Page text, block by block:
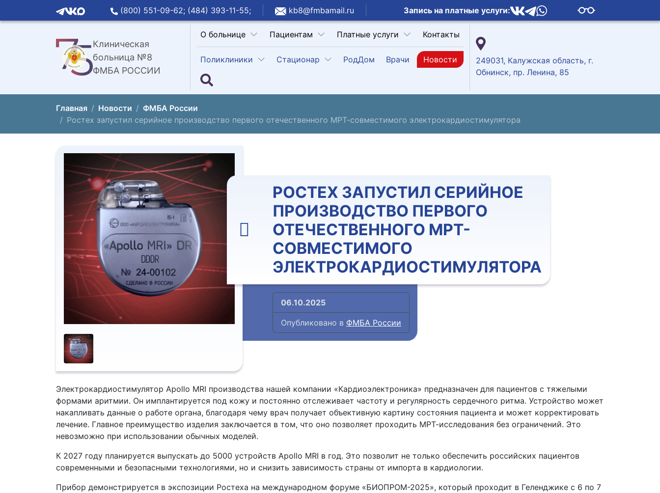
(800) 551-09-62; (484) 393-11-55; kb8@fmbamail.ru Запись на платные услуги:
Клиническая
больница №8
ФМБА РОССИИ
О больнице Пациентам Платные услуги Контакты
Поликлиники Стационар РодДом Врачи Новости
249031, Калужская область, г.
Обнинск, пр. Ленина, 85
Главная Новости
ФМБА России
Ростех запустил серийное производство первого отечественного МРТ-совместимого электрокардиостимулятора
РОСТЕХ ЗАПУСТИЛ СЕРИЙНОЕ
ПРОИЗВОДСТВО ПЕРВОГО
ОТЕЧЕСТВЕННОГО МРТ-
СОВМЕСТИМОГО
ЭЛЕКТРОКАРДИОСТИМУЛЯТОРА
06.10.2025
Опубликовано в ФМБА России
Электрокардиостимулятор Apollo MRI производства нашей компании «Кардиоэлектроника» предназначен для пациентов с тяжелыми
формами аритмии. Он имплантируется под кожу и постоянно отслеживает частоту и регулярность сердечного ритма. Устройство может
накапливать данные о работе органа, благодаря чему врач получает объективную картину состояния пациента и может корректировать
лечение. Главное преимущество изделия заключается в том, что оно позволяет проходить МРТ-исследования без ограничений. Это
невозможно при использовании обычных моделей.
К 2027 году планируется выпускать до 5000 устройств Apollo MRI в год. Это позволит не только обеспечить российских пациентов
современными и безопасными технологиями, но и снизить зависимость страны от импорта в кардиологии.
Прибор демонстрируется в экспозиции Ростеха на международном форуме «БИОПРОМ-2025», который проходит в Геленджике с 6 по 7